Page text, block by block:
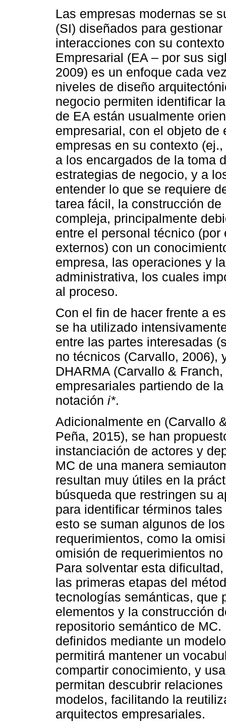
Las empresas modernas se
(SI) diseñados para
interacciones con su
Empresarial (EA – por sus
2009) es un enfoque cada
niveles de diseño
negocio permiten identificar
de EA están usualmente
empresarial, con el objeto de
empresas en su contexto
a los encargados de la toma
estrategias de negocio, y a
entender lo que se requiere
tarea fácil, la construcción
compleja, principalmente
entre el personal técnico
externos) con un
empresa, las operaciones y
administrativa, los cuales
al proceso.
Con el fin de hacer frente a
se ha utilizado
entre las partes interesadas
no técnicos (Carvallo, 2006),
DHARMA (Carvallo &
empresariales partiendo de
notación i*.
Adicionalmente en (Carvallo
Peña, 2015), se han
instanciación de actores y
MC de una manera
resultan muy útiles en la
búsqueda que restringen su
para identificar términos
esto se suman algunos de
requerimientos, como la
omisión de requerimientos
Para solventar esta
las primeras etapas del
tecnologías semánticas, que
elementos y la construcción
repositorio semántico de
definidos mediante un
permitirá mantener un
compartir conocimiento, y
permitan descubrir
modelos, facilitando la
arquitectos empresariales.